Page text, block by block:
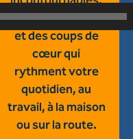
le syndicat qui
avec la CSN et l’APTS
dans le réseau.
Bonaventure, Sylvain
et la culture du
des nouveautés
et des coups de
cœur qui
rythment votre
quotidien, au
travail, à la maison
ou sur la route.